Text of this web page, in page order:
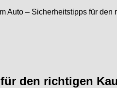
Auto – Sicherheitstipps für den
den richtigen